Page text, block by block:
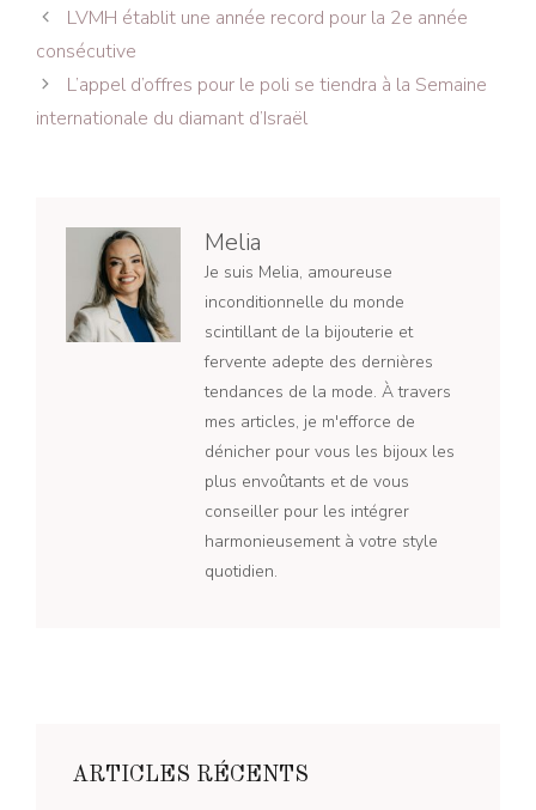
Navigation
des
articles
LVMH établit une année record pour la 2e année
consécutive
L’appel d’offres pour le poli se tiendra à la Semaine
internationale du diamant d’Israël
Melia
Je suis Melia, amoureuse
inconditionnelle du monde
scintillant de la bijouterie et
fervente adepte des dernières
tendances de la mode. À travers
mes articles, je m'efforce de
dénicher pour vous les bijoux les
plus envoûtants et de vous
conseiller pour les intégrer
harmonieusement à votre style
quotidien.
ARTICLES RÉCENTS